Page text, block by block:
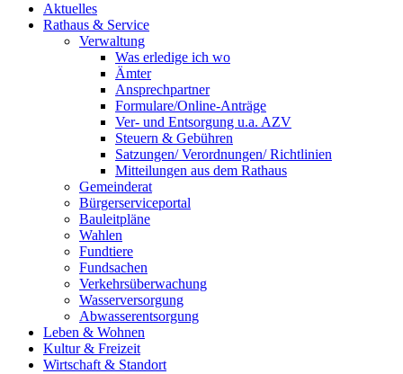
Aktuelles
Rathaus & Service
Verwaltung
Was erledige ich wo
Ämter
Ansprechpartner
Formulare/Online-Anträge
Ver- und Entsorgung u.a. AZV
Steuern & Gebühren
Satzungen/ Verordnungen/ Richtlinien
Mitteilungen aus dem Rathaus
Gemeinderat
Bürgerserviceportal
Bauleitpläne
Wahlen
Fundtiere
Fundsachen
Verkehrsüberwachung
Wasserversorgung
Abwasserentsorgung
Leben & Wohnen
Kultur & Freizeit
Wirtschaft & Standort